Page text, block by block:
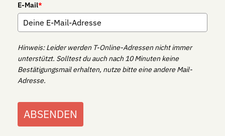
E-Mail*
Hinweis: Leider werden T-Online-Adressen nicht immer
unterstützt. Solltest du auch nach 10 Minuten keine
Bestätigungsmail erhalten, nutze bitte eine andere Mail-
Adresse.
ABSENDEN